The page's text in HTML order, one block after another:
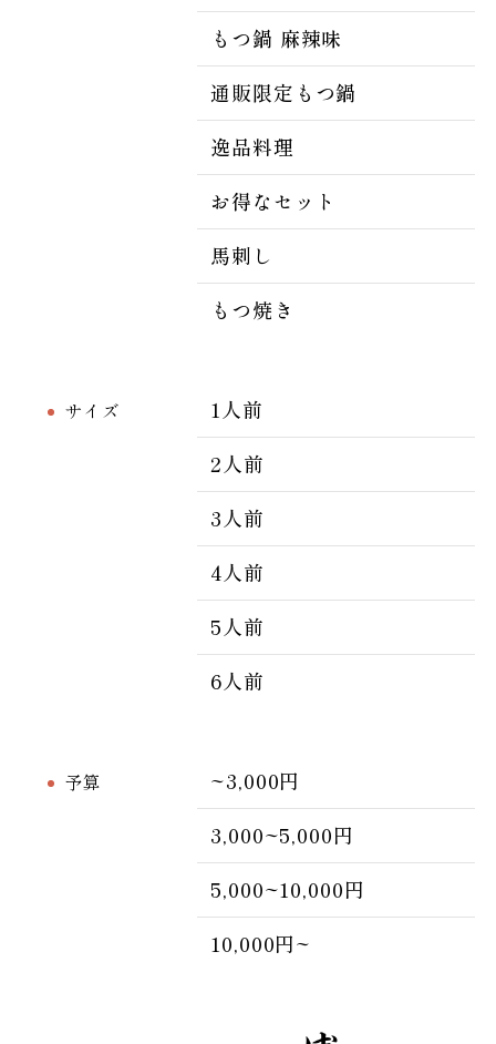
もつ鍋 麻辣味
通販限定もつ鍋
逸品料理
お得なセット
馬刺し
もつ焼き
サイズ
1人前
2人前
3人前
4人前
5人前
6人前
予算
~3,000円
3,000~5,000円
5,000~10,000円
10,000円~